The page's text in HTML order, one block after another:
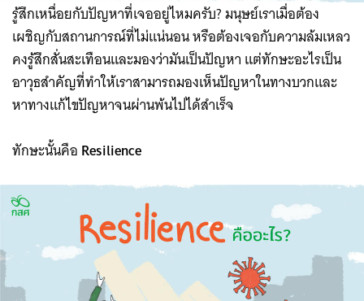
รู้สึกเหนื่อยกับปัญหาที่เจออยู่ไหมครับ? มนุษย์เราเมื่อต้อง
เผชิญกับสถานการณ์ที่ไม่แน่นอน หรือต้องเจอกับความล้มเหลว
คงรู้สึกสั่นสะเทือนและมองว่ามันเป็นปัญหา แต่ทักษะอะไรเป็น
อาวุธสำคัญที่ทำให้เราสามารถมองเห็นปัญหาในทางบวกและ
หาทางแก้ไขปัญหาจนผ่านพ้นไปได้สำเร็จ
ทักษะนั้นคือ Resilience